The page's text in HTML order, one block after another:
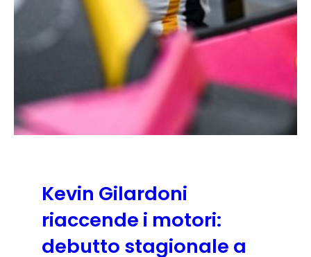
Kevin Gilardoni
riaccende i motori:
debutto stagionale a